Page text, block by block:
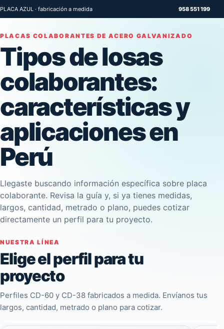
PLACA AZUL · fabricación a medida 958 551 199
PLACAS COLABORANTES DE ACERO GALVANIZADO
Tipos de losas
colaborantes:
características y
aplicaciones en
Perú
Llegaste buscando información específica sobre placa
colaborante. Revisa la guía y, si ya tienes medidas,
largos, cantidad, metrado o plano, puedes cotizar
directamente un perfil para tu proyecto.
NUESTRA LÍNEA
Elige el perfil para tu
proyecto
Perfiles CD-60 y CD-38 fabricados a medida. Envíanos tus
largos, cantidad, metrado o plano para cotizar.